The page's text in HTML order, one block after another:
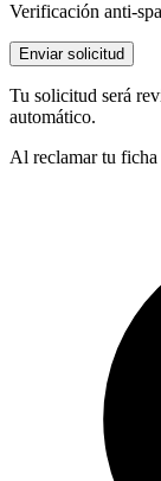
Verificación anti-
Enviar solicitud
Tu solicitud será
automático.
Al reclamar tu ficha